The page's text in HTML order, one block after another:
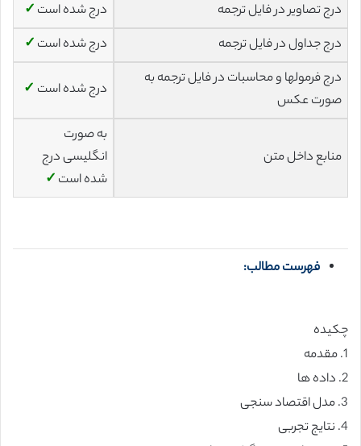
درج تصاویر در فایل ترجمه
درج شده است ✓
درج جداول در فایل ترجمه
درج شده است ✓
درج فرمولها و محاسبات در فایل ترجمه به
صورت عکس
درج شده است ✓
منابع داخل متن
به صورت
انگلیسی درج
شده است ✓
فهرست مطالب:
چکیده
1. مقدمه
2. داده ها
3. مدل اقتصاد سنجی
4. نتایج تجربی